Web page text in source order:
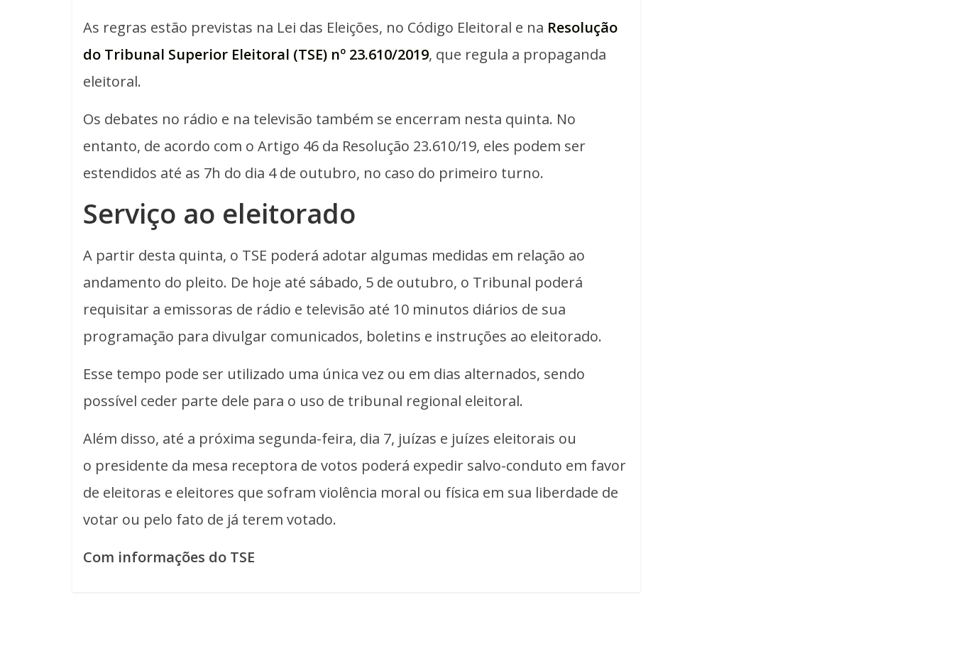
As regras estão previstas na Lei das Eleições, no Código Eleitoral e na Resolução
do Tribunal Superior Eleitoral (TSE) nº 23.610/2019, que regula a propaganda
eleitoral.
Os debates no rádio e na televisão também se encerram nesta quinta. No
entanto, de acordo com o Artigo 46 da Resolução 23.610/19, eles podem ser
estendidos até as 7h do dia 4 de outubro, no caso do primeiro turno.
Serviço ao eleitorado
A partir desta quinta, o TSE poderá adotar algumas medidas em relação ao
andamento do pleito. De hoje até sábado, 5 de outubro, o Tribunal poderá
requisitar a emissoras de rádio e televisão até 10 minutos diários de sua
programação para divulgar comunicados, boletins e instruções ao eleitorado.
Esse tempo pode ser utilizado uma única vez ou em dias alternados, sendo
possível ceder parte dele para o uso de tribunal regional eleitoral.
Além disso, até a próxima segunda-feira, dia 7, juízas e juízes eleitorais ou
o presidente da mesa receptora de votos poderá expedir salvo-conduto em favor
de eleitoras e eleitores que sofram violência moral ou física em sua liberdade de
votar ou pelo fato de já terem votado.
Com informações do TSE